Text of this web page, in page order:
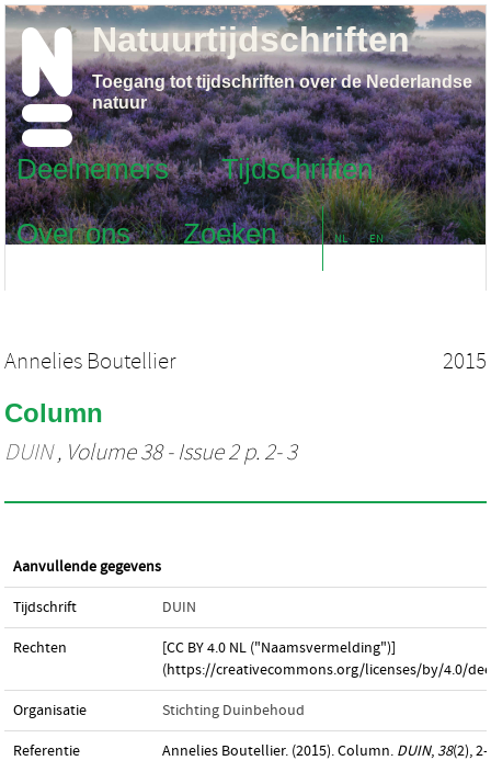
Deelnemers
Tijdschriften
Over ons
Zoeken NL EN
Natuurtijdschriften
Toegang tot tijdschriften over de Nederlandse
natuur
Annelies Boutellier 2015
Column
DUIN, Volume 38 - Issue 2 p. 2- 3
Aanvullende gegevens
Tijdschrift DUIN
Rechten
[CC BY 4.0 NL ("Naamsvermelding")]
(https://creativecommons.org/licenses/by/4.0/
Organisatie Stichting Duinbehoud
Referentie Annelies Boutellier. (2015). Column. DUIN, 38(2),